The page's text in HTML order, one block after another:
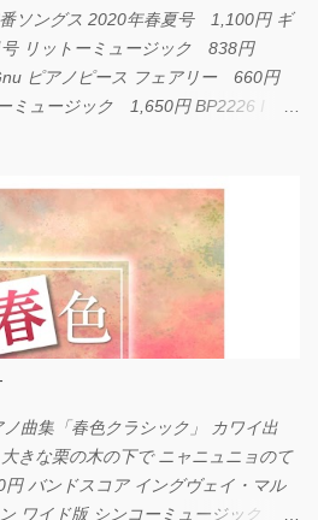
ソングス 2020年春夏号 1,100円 ギ
号 リットーミュージック 838円
ピアノピース フェアリー 660円
ミュージック 1,650円 BP2226 I
曲集「春色クラシック」 カワイ出
きな栗の木の下で ニャニュニョのて
バンドスコア イングヴェイ・マル
ワイド版 シンコーミュージック